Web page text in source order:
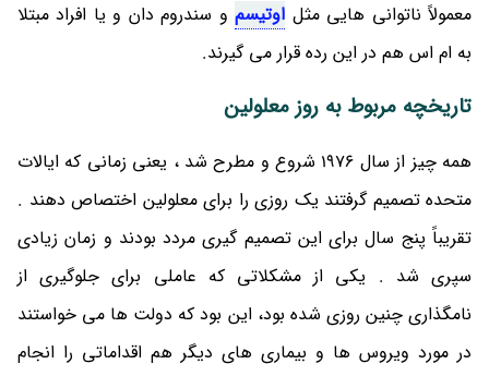
معمولاً ناتوانی هایی مثل اوتیسمو سندروم دان و یا افراد مبتلا
به ام اس هم در این رده قرار می گیرند.
تاریخچه مربوط به روز معلولین
همه چیز از سال 1976 شروع و مطرح شد ، یعنی زمانی که ایالات
متحده تصمیم گرفتند یک روزی را برای معلولین اختصاص دهند .
تقریباً پنج سال برای این تصمیم گیری مردد بودند و زمان زیادی
سپری شد . یکی از مشکلاتی که عاملی برای جلوگیری از
نامگذاری چنین روزی شده بود، این بود که دولت ها می خواستند
در مورد ویروس ها و بیماری های دیگر هم اقداماتی را انجام